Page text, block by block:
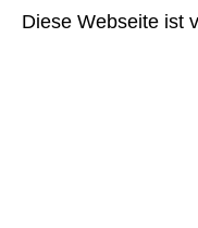
Diese Webseite ist